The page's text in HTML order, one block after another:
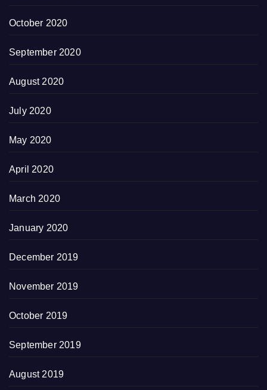
October 2020
September 2020
August 2020
July 2020
May 2020
April 2020
March 2020
January 2020
December 2019
November 2019
October 2019
September 2019
August 2019